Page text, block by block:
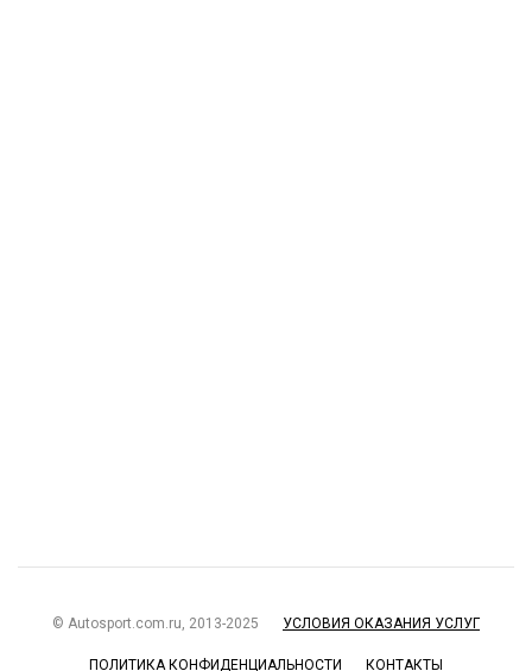
© Autosport.com.ru, 2013-2025 УСЛОВИЯ ОКАЗАНИЯ УСЛУГ
ПОЛИТИКА КОНФИДЕНЦИАЛЬНОСТИ КОНТАКТЫ